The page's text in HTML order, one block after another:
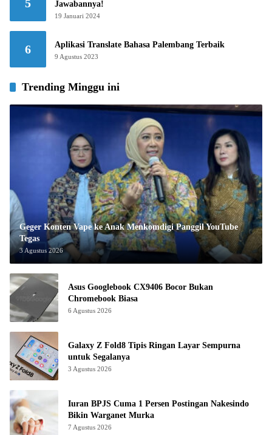
5 Jawabannya!
19 Januari 2024
6 Aplikasi Translate Bahasa Palembang Terbaik
9 Agustus 2023
Trending Minggu ini
Geger Konten Vape ke Anak Menkomdigi Panggil YouTube
Tegas
3 Agustus 2026
Asus Googlebook CX9406 Bocor Bukan
Chromebook Biasa
6 Agustus 2026
Galaxy Z Fold8 Tipis Ringan Layar Sempurna
untuk Segalanya
3 Agustus 2026
Iuran BPJS Cuma 1 Persen Postingan Nakesindo
Bikin Warganet Murka
7 Agustus 2026